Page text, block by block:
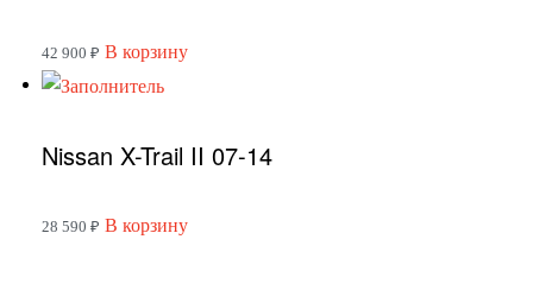
42 900 ₽ В корзину
Nissan X-Trail II 07-14
28 590 ₽ В корзину